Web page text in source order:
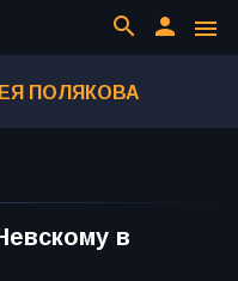
menu
person
search
ПОЛЯКОВА
в